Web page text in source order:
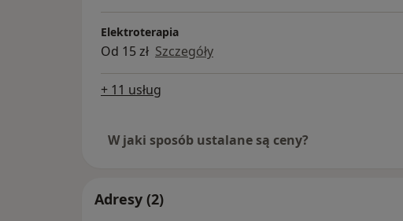
Elektroterapia
Od 15 zł Szczegóły
+ 11 usług
W jaki sposób ustalane są ceny?
Adresy (2)